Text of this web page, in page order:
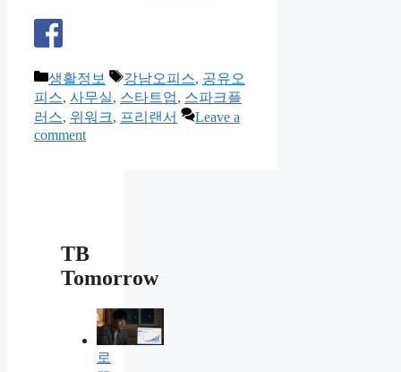
Categories
생활정보 Tags
강남오피스, 공유오
피스, 사무실, 스타트업, 스파크플
러스, 위워크, 프리랜서
Leave a
comment
TB
Tomorrow
로